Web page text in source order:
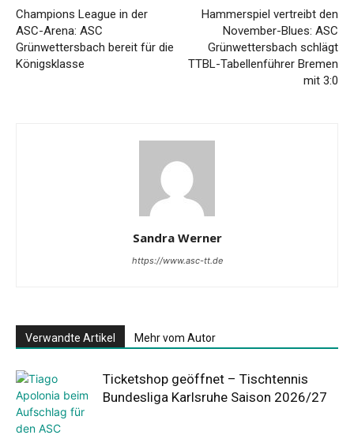
Champions League in der
ASC-Arena: ASC
Grünwettersbach bereit für die
Königsklasse
Hammerspiel vertreibt den
November-Blues: ASC
Grünwettersbach schlägt
TTBL-Tabellenführer Bremen
mit 3:0
Sandra Werner
https://www.asc-tt.de
Verwandte Artikel Mehr vom Autor
Ticketshop geöffnet – Tischtennis
Bundesliga Karlsruhe Saison 2026/27